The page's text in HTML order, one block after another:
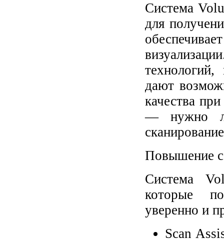
Система
для
технологий,
дают
качества
— нужно
Повышение
Система
которые
уверенно и
Scan